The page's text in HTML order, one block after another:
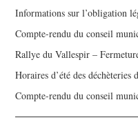
Informations sur l’obligation
Compte-rendu du conseil
Rallye du Vallespir –
Horaires d’été des déchèteries
Compte-rendu du conseil